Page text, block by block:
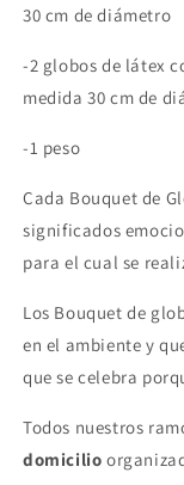
30 cm de diámetro
-2 globos de látex
medida 30 cm de
-1 peso
Cada Bouquet de
significados
para el cual se
Los Bouquet de
en el ambiente y
que se celebra
Todos nuestros
domicilio